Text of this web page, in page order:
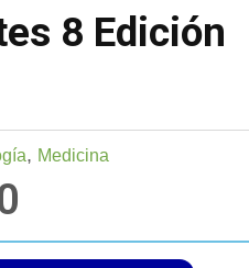
8 Edición
, Medicina